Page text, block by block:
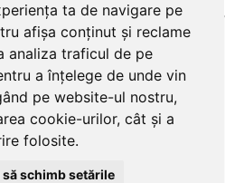
ta de navigare pe
afișa conținut și reclame
analiza traficul de pe
a înțelege de unde vin
pe website-ul nostru,
cookie-urilor, cât și a
folosite.
să schimb setările